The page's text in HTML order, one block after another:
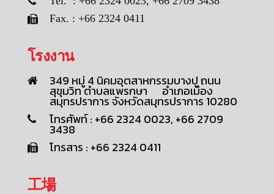
Fax. : +66 2324 0411
โรงงาน
349 หมู่ 4 นิคมอุตสาหกรรมบางปู ถนน
สุขุมวิท ตำบลแพรกษา อำเภอเมือง
สมุทรปราการ จังหวัดสมุทรปราการ 10280
โทรศัพท์ : +66 2324 0023, +66 2709
3438
โทรสาร : +66 2324 0411
工場